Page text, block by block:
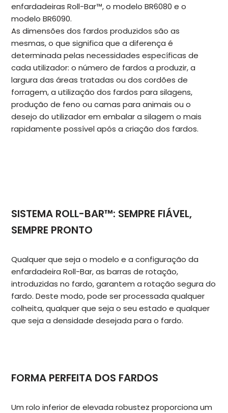
enfardadeiras Roll-Bar™, o modelo BR6080 e o
modelo BR6090.
As dimensões dos fardos produzidos são as
mesmas, o que significa que a diferença é
determinada pelas necessidades específicas de
cada utilizador: o número de fardos a produzir, a
largura das áreas tratadas ou dos cordões de
forragem, a utilização dos fardos para silagens,
produção de feno ou camas para animais ou o
desejo do utilizador em embalar a silagem o mais
rapidamente possível após a criação dos fardos.
SISTEMA ROLL-BAR™: SEMPRE FIÁVEL,
SEMPRE PRONTO
Qualquer que seja o modelo e a configuração da
enfardadeira Roll-Bar, as barras de rotação,
introduzidas no fardo, garantem a rotação segura do
fardo. Deste modo, pode ser processada qualquer
colheita, qualquer que seja o seu estado e qualquer
que seja a densidade desejada para o fardo.
FORMA PERFEITA DOS FARDOS
Um rolo inferior de elevada robustez proporciona um